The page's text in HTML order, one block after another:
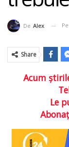
De Alex Pe
Share
Acum
Le